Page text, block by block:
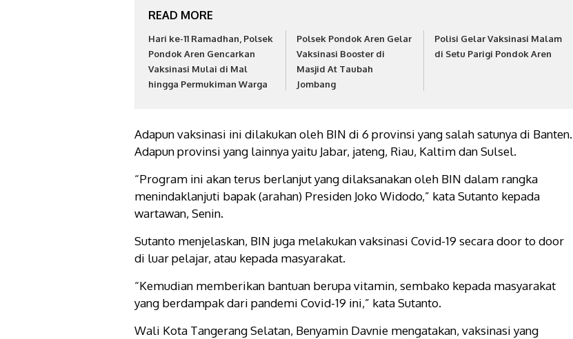
READ MORE
Hari ke-11 Ramadhan, Polsek
Pondok Aren Gencarkan
Vaksinasi Mulai di Mal
hingga Permukiman Warga
Polsek Pondok Aren Gelar
Vaksinasi Booster di
Masjid At Taubah
Jombang
Polisi Gelar Vaksinasi Malam
di Setu Parigi Pondok Aren
Adapun vaksinasi ini dilakukan oleh BIN di 6 provinsi yang salah satunya di Banten.
Adapun provinsi yang lainnya yaitu Jabar, jateng, Riau, Kaltim dan Sulsel.
“Program ini akan terus berlanjut yang dilaksanakan oleh BIN dalam rangka
menindaklanjuti bapak (arahan) Presiden Joko Widodo,” kata Sutanto kepada
wartawan, Senin.
Sutanto menjelaskan, BIN juga melakukan vaksinasi Covid-19 secara door to door
di luar pelajar, atau kepada masyarakat.
“Kemudian memberikan bantuan berupa vitamin, sembako kepada masyarakat
yang berdampak dari pandemi Covid-19 ini,” kata Sutanto.
Wali Kota Tangerang Selatan, Benyamin Davnie mengatakan, vaksinasi yang